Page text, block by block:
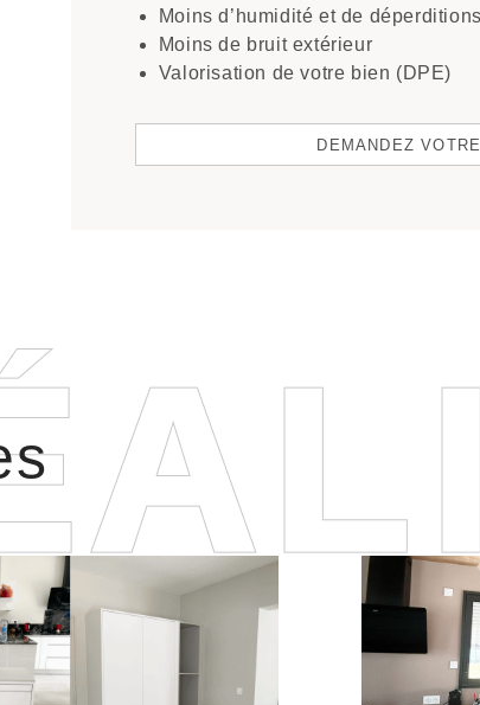
Moins d’humidité et de déperditions
Moins de bruit extérieur
Valorisation de votre bien (DPE)
DEMANDEZ